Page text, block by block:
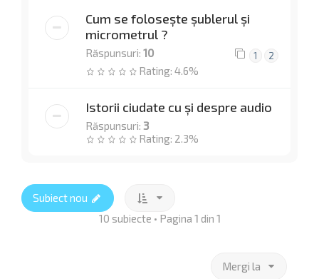
Cum se folosește șublerul și
micrometrul ?
Răspunsuri: 10 1 2
Rating: 4.6%
Istorii ciudate cu și despre audio
Răspunsuri: 3
Rating: 2.3%
Subiect nou
10 subiecte • Pagina 1 din 1
Mergi la